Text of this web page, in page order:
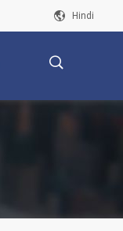
Hindi